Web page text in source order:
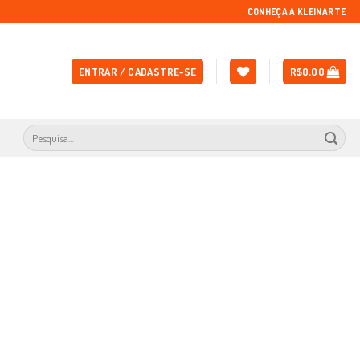
CONHEÇA A KLEINARTE
ENTRAR / CADASTRE-SE R$0,00